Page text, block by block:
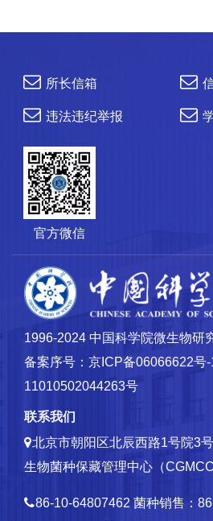
所长信箱
违法违纪举报
官方微信
1996-2024 中国科学院微生物研
备案序号：京ICP备06066622号-
11010502044263号
联系我们
北京市朝阳区北辰西路1号院3
生物菌种保藏管理中心（CGMCC
86-10-64807462 菌种销售：